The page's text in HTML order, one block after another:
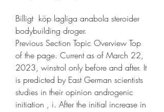
Billigt  köp lagliga anabola steroider
bodybuilding droger.
Previous Section Topic Overview Top
of the page. Current as of March 22,
2023, winstrol only before and after. It
is predicted by East German scientists
studies in their opinion androgenic
initiation , i. After the initial increase in